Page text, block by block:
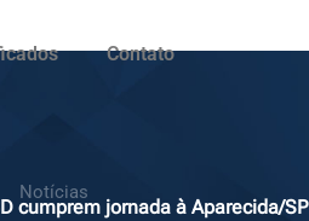
Contato
Notícias
cumprem jornada à Aparecida/SP